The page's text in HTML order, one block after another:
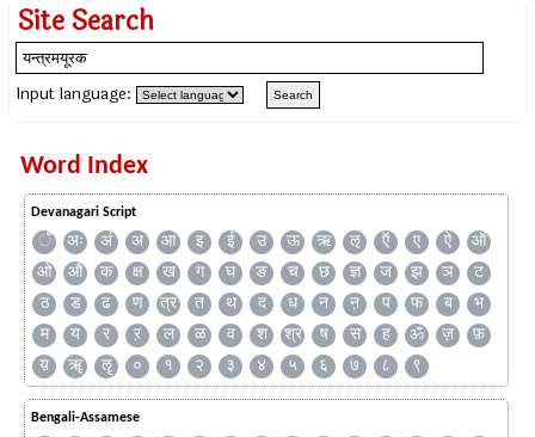
Site Search
Input language:
Word Index
Devanagari Script
ँ अः अं अ आ इ ई उ ऊ ऋ ऌ ऍ ए ऐ
ऑ
ओ
औ क क्ष ख ग घ ङ च छ ज्ञ ज झ ञ
ट
ठ
ड ढ ण त्र त थ द ध न ऩ प फ ब
भ
म
य र ऱ ल ळ व श श्र ष स ह ॐ ज़
फ़
य़
ॠ ॡ ० १ २ ३ ४ ५ ६ ७ ८ ९
Bengali-Assamese